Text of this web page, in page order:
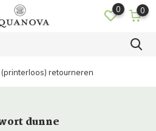
0 0
(printerloos) retourneren
dunne